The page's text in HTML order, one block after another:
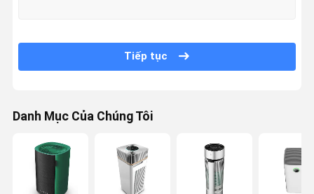
Tiếp tục
Danh Mục Của Chúng Tôi